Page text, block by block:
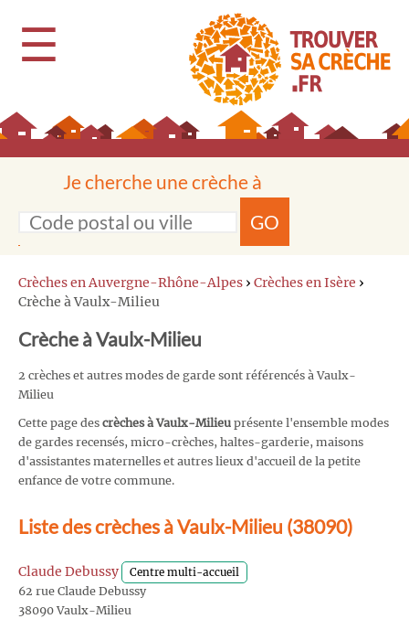
☰
Je cherche une crèche à
GO
Crèches en Auvergne-Rhône-Alpes › Crèches en Isère ›
Crèche à Vaulx-Milieu
Crèche à Vaulx-Milieu
2 crèches et autres modes de garde sont référencés à Vaulx-
Milieu
Cette page des crèches à Vaulx-Milieu présente l'ensemble modes
de gardes recensés, micro-crèches, haltes-garderie, maisons
d'assistantes maternelles et autres lieux d'accueil de la petite
enfance de votre commune.
Liste des crèches à Vaulx-Milieu (38090)
Claude Debussy Centre multi-accueil
62 rue Claude Debussy
38090 Vaulx-Milieu